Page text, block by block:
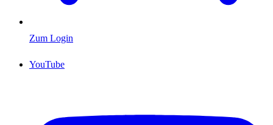
Zum Login
YouTube